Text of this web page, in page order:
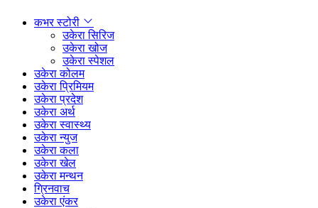
कभर स्टोरी
उकेरा सिरिज
उकेरा खोज
उकेरा स्पेशल
उकेरा कोलम
उकेरा प्रिमियम
उकेरा प्रदेश
उकेरा अर्थ
उकेरा स्वास्थ्य
उकेरा न्युज
उकेरा कला
उकेरा खेल
उकेरा मन्थन
ग्रिनवाच
उकेरा एंकर